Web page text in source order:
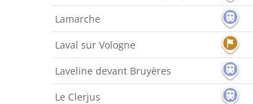
Lamarche
Laval sur Vologne
Laveline devant Bruyères
Le Clerjus